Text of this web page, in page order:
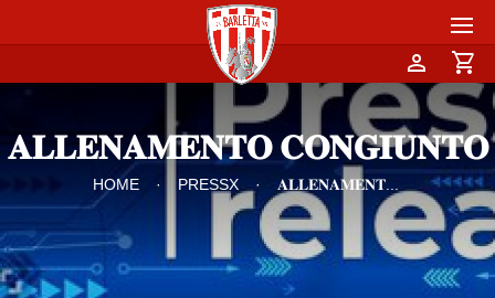
person shopping_cart
𝐀𝐋𝐋𝐄𝐍𝐀𝐌𝐄𝐍𝐓𝐎 𝐂𝐎𝐍𝐆𝐈𝐔𝐍𝐓𝐎
HOME · PRESSX · 𝐀𝐋𝐋𝐄𝐍𝐀𝐌𝐄𝐍𝐓...